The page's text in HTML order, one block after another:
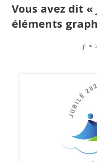
Vous avez dit «
éléments
jl